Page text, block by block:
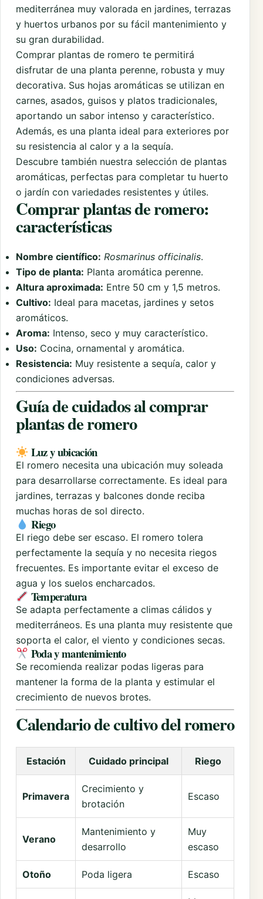
mediterránea muy valorada en jardines, terrazas
y huertos urbanos por su fácil mantenimiento y
su gran durabilidad.
Comprar plantas de romero te permitirá
disfrutar de una planta perenne, robusta y muy
decorativa. Sus hojas aromáticas se utilizan en
carnes, asados, guisos y platos tradicionales,
aportando un sabor intenso y característico.
Además, es una planta ideal para exteriores por
su resistencia al calor y a la sequía.
Descubre también nuestra selección de plantas
aromáticas, perfectas para completar tu huerto
o jardín con variedades resistentes y útiles.
Comprar plantas de romero:
características
Nombre científico: Rosmarinus officinalis.
Tipo de planta: Planta aromática perenne.
Altura aproximada: Entre 50 cm y 1,5 metros.
Cultivo: Ideal para macetas, jardines y setos
aromáticos.
Aroma: Intenso, seco y muy característico.
Uso: Cocina, ornamental y aromática.
Resistencia: Muy resistente a sequía, calor y
condiciones adversas.
Guía de cuidados al comprar
plantas de romero
Luz y ubicación
El romero necesita una ubicación muy soleada
para desarrollarse correctamente. Es ideal para
jardines, terrazas y balcones donde reciba
muchas horas de sol directo.
Riego
El riego debe ser escaso. El romero tolera
perfectamente la sequía y no necesita riegos
frecuentes. Es importante evitar el exceso de
agua y los suelos encharcados.
Temperatura
Se adapta perfectamente a climas cálidos y
mediterráneos. Es una planta muy resistente que
soporta el calor, el viento y condiciones secas.
Poda y mantenimiento
Se recomienda realizar podas ligeras para
mantener la forma de la planta y estimular el
crecimiento de nuevos brotes.
Calendario de cultivo del romero
Estación Cuidado principal Riego
Primavera
Crecimiento y
brotación
Escaso
Verano
Mantenimiento y
desarrollo
Muy
escaso
Otoño Poda ligera Escaso